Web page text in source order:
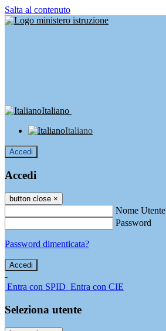
Salta al contenuto
Italiano
Italiano
Accedi
Accedi
button close ×
Nome Utente
Password
Password dimenticata?
-
Entra con SPID Entra con CIE
Seleziona utente